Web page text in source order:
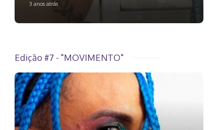
3 anos atrás
Edição #7 - "MOVIMENTO"